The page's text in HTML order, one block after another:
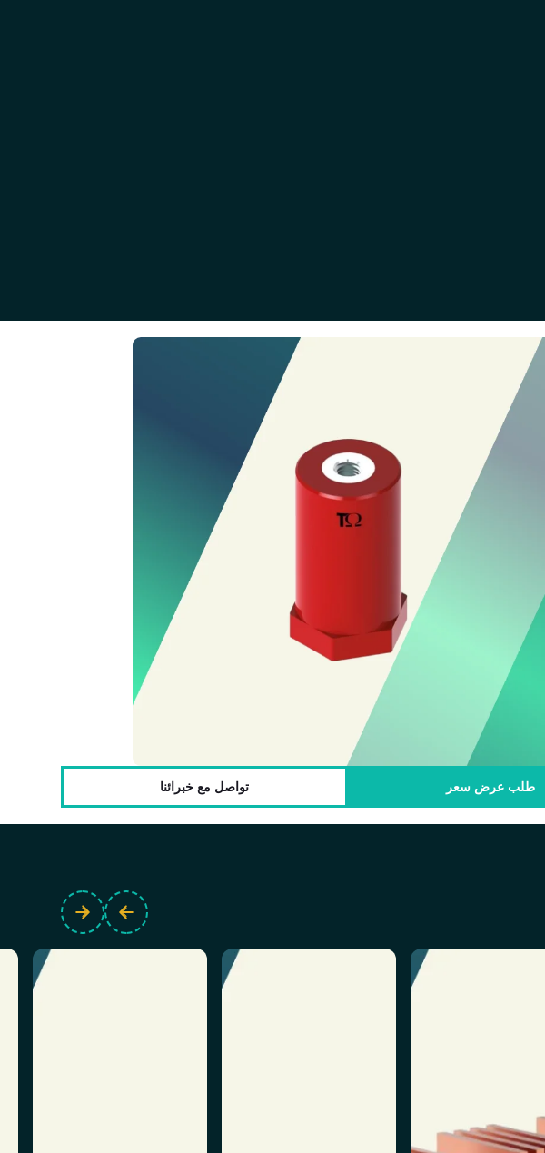
طلب عرض سعر تواصل مع خبرائنا